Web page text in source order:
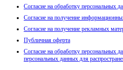
Согласие на обработку персональных
Согласие на получение
Согласие на получение рекламных
Публичная оферта
Согласие на обработку персональных
персональных данных для